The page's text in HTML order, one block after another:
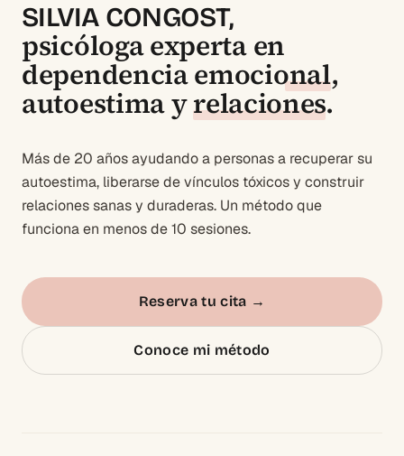
SILVIA CONGOST,
psicóloga experta en
dependencia emocional,
autoestimayrelaciones.
Más de 20 años ayudando a personas a recuperar su
autoestima, liberarse de vínculos tóxicos y construir
relaciones sanas y duraderas. Un método que
funciona en menos de 10 sesiones.
Reserva tu cita →
Conoce mi método